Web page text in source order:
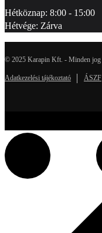
Hétköznap: 8:00 - 15:00
Hétvége: Zárva
© 2025 Karapin Kft. - Minden jog
Adatkezelési tájékoztató ÁSZF